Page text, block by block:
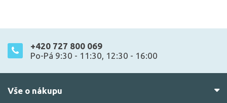
+420 727 800 069
Po-Pá 9:30 - 11:30, 12:30 - 16:00
Vše o nákupu